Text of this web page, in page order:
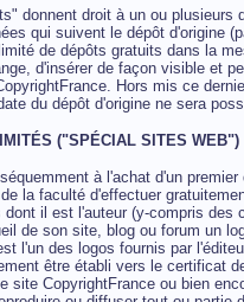
donnent droit à un ou
qui suivent le dépôt d'origine
de dépôts gratuits dans la
d'insérer de façon visible et
Hors mis ce
du dépôt d'origine ne sera
("SPÉCIAL SITES WEB")
à l'achat d'un
la faculté d'effectuer
il est l'auteur (y-compris
de son site, blog ou forum un
l'un des logos fournis par
être établi vers le certificat
site CopyrightFrance ou bien